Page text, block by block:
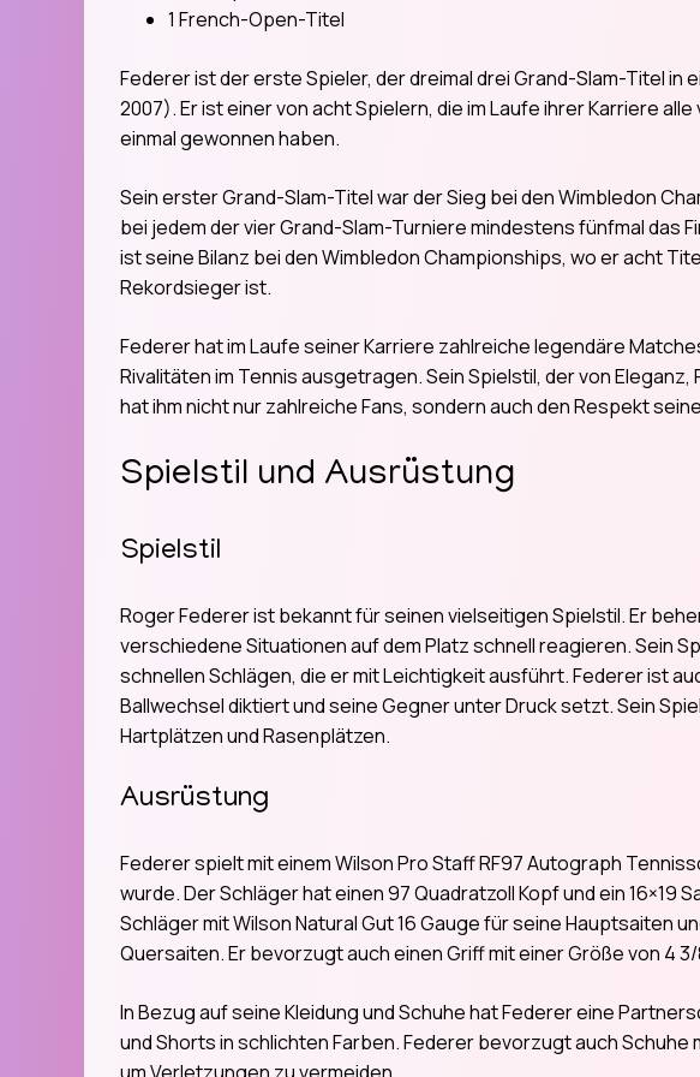
1 French-Open-Titel
Federer ist der erste Spieler, der dreimal drei Grand-Slam-Titel in
2007). Er ist einer von acht Spielern, die im Laufe ihrer Karriere
einmal gewonnen haben.
Sein erster Grand-Slam-Titel war der Sieg bei den Wimbledon
bei jedem der vier Grand-Slam-Turniere mindestens fünfmal das
ist seine Bilanz bei den Wimbledon Championships, wo er acht
Rekordsieger ist.
Federer hat im Laufe seiner Karriere zahlreiche legendäre
Rivalitäten im Tennis ausgetragen. Sein Spielstil, der von
hat ihm nicht nur zahlreiche Fans, sondern auch den Respekt
Spielstil und Ausrüstung
Spielstil
Roger Federer ist bekannt für seinen vielseitigen Spielstil. Er
verschiedene Situationen auf dem Platz schnell reagieren. Sein
schnellen Schlägen, die er mit Leichtigkeit ausführt. Federer ist
Ballwechsel diktiert und seine Gegner unter Druck setzt. Sein
Hartplätzen und Rasenplätzen.
Ausrüstung
Federer spielt mit einem Wilson Pro Staff RF97 Autograph
wurde. Der Schläger hat einen 97 Quadratzoll Kopf und ein 16×19
Schläger mit Wilson Natural Gut 16 Gauge für seine Hauptsaiten
Quersaiten. Er bevorzugt auch einen Griff mit einer Größe von 4 3/
In Bezug auf seine Kleidung und Schuhe hat Federer eine
und Shorts in schlichten Farben. Federer bevorzugt auch Schuhe